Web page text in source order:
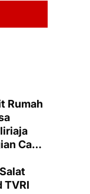
Rumah
Capai
TVRI